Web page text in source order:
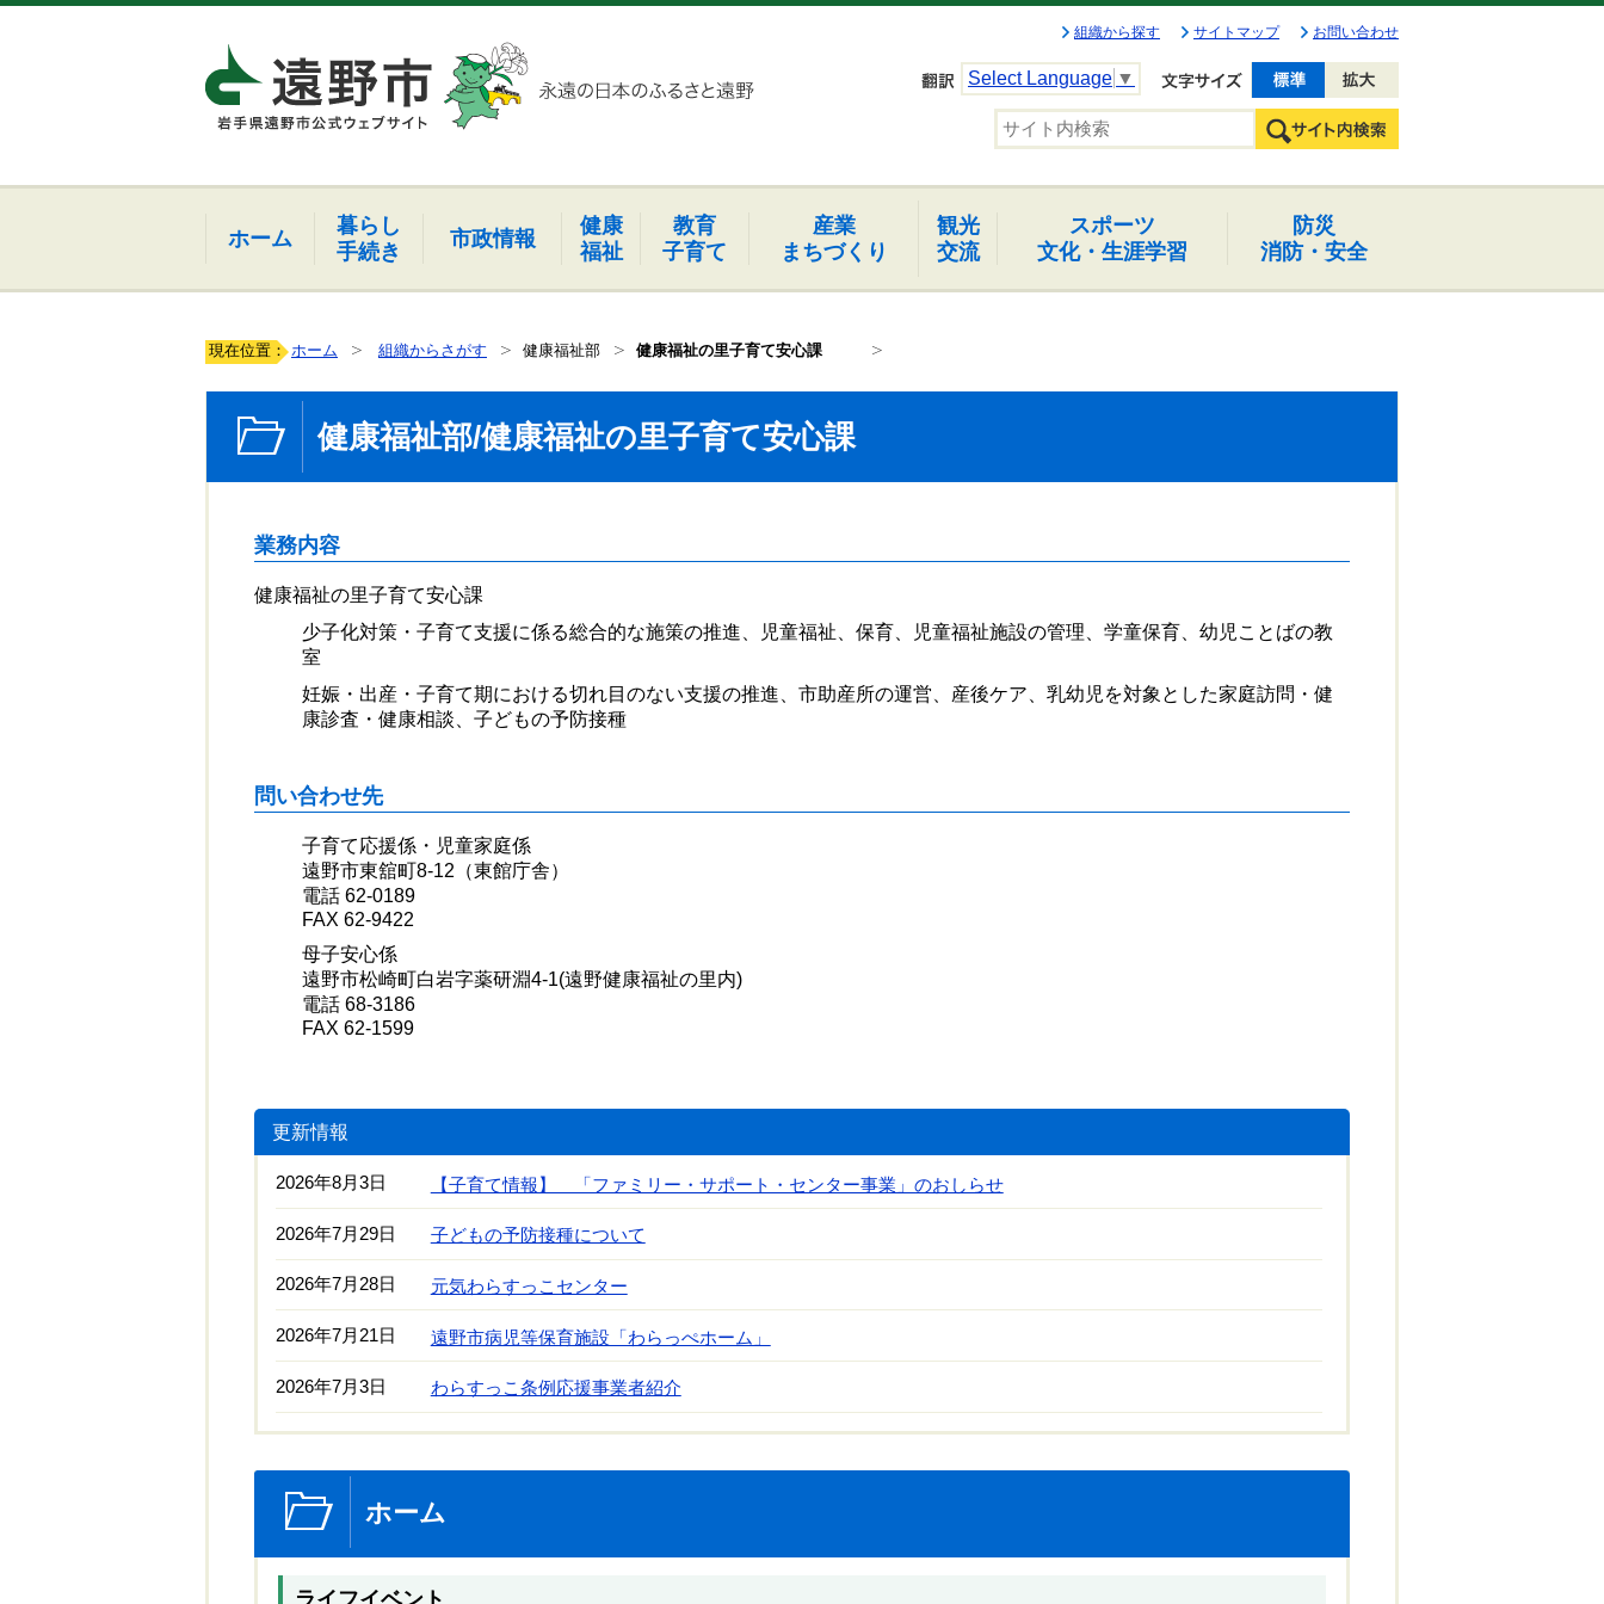
組織から探す サイトマップ お問い合わせ
Select Language ▼ 文字を小さく
ホーム
暮らし
手続き
市政情報
健康
福祉
教育
子育て
産業
まちづくり
観光
交流
スポーツ
文化・生涯学習
防災
消防・安全
現在位置： ホーム 組織からさがす 健康福祉部 健康福祉の里子育て安心課
健康福祉部/健康福祉の里子育て安心課
業務内容
健康福祉の里子育て安心課
少子化対策・子育て支援に係る総合的な施策の推進、児童福祉、保育、児童福祉施設の管理、学童保育、幼児ことばの教
室
妊娠・出産・子育て期における切れ目のない支援の推進、市助産所の運営、産後ケア、乳幼児を対象とした家庭訪問・健
康診査・健康相談、子どもの予防接種
問い合わせ先
子育て応援係・児童家庭係
遠野市東舘町8-12（東館庁舎）
電話 62-0189
FAX 62-9422
母子安心係
遠野市松崎町白岩字薬研淵4-1(遠野健康福祉の里内)
電話 68-3186
FAX 62-1599
更新情報
2026年8月3日 【子育て情報】 「ファミリー・サポート・センター事業」のおしらせ
2026年7月29日 子どもの予防接種について
2026年7月28日 元気わらすっこセンター
2026年7月21日 遠野市病児等保育施設「わらっぺホーム」
2026年7月3日 わらすっこ条例応援事業者紹介
ホーム
ライフイベント